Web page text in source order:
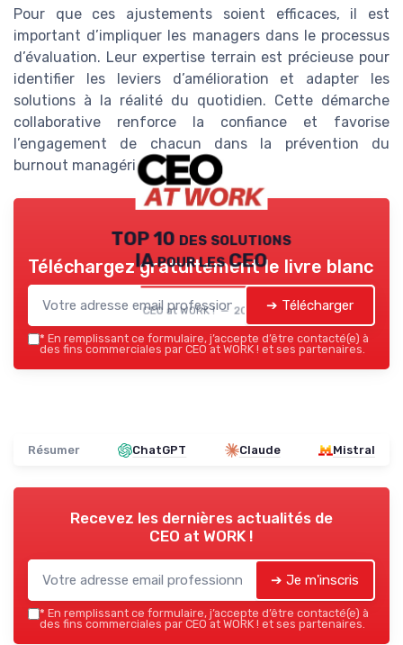
Pour que ces ajustements soient efficaces, il est
important d’impliquer les managers dans le processus
d’évaluation. Leur expertise terrain est précieuse pour
identifier les leviers d’amélioration et adapter les
solutions à la réalité du quotidien. Cette démarche
collaborative renforce la confiance et favorise
l’engagement de chacun dans la prévention du
burnout managérial.
TOP 10 des solutions
IA pour les CEO
CEO at WORK ! — 2026
Téléchargez gratuitement le livre blanc
➔ Télécharger
* En remplissant ce formulaire, j’accepte d’être contacté(e) à
des fins commerciales par CEO at WORK ! et ses partenaires.
Résumer ChatGPT Claude Mistral
Recevez les dernières actualités de
CEO at WORK !
➔ Je m'inscris
* En remplissant ce formulaire, j’accepte d’être contacté(e) à
des fins commerciales par CEO at WORK ! et ses partenaires.